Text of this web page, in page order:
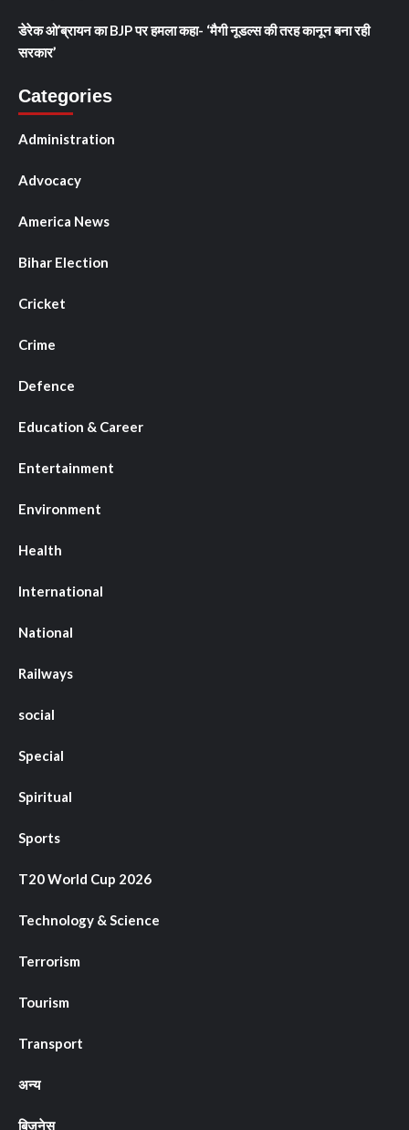
डेरेक ओ’ब्रायन का BJP पर हमला कहा- ‘मैगी नूडल्स की तरह कानून बना रही
सरकार’
Categories
Administration
Advocacy
America News
Bihar Election
Cricket
Crime
Defence
Education & Career
Entertainment
Environment
Health
International
National
Railways
social
Special
Spiritual
Sports
T20 World Cup 2026
Technology & Science
Terrorism
Tourism
Transport
अन्य
बिज़नेस